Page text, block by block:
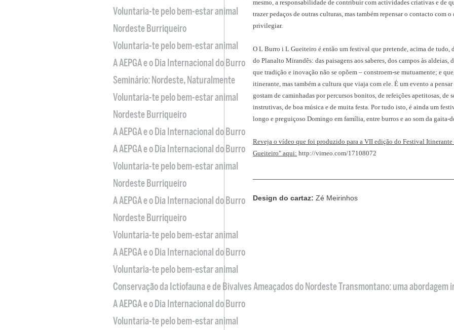
mesmo, a responsabilidade de contribuir com actividades criativas e de
trazer pedaços de outras culturas, mas também repensar o contacto com
privilegiar.
O L Burro i L Gueiteiro é então um festival que pretende, acima de tudo,
do Planalto Mirandês: das paisagens aos saberes, dos campos às aldeias,
que tradição e inovação não se opõem – constroem-se mutuamente; e
itinerante, mas também a cultura que viaja com ele. É um evento a
gostam de caminhadas por percursos bonitos, de refeições apetitosas, de
instrutivas, de boa música e de muita festa. Por tudo isto, é ainda um
longo e preguiçoso Domingo em família, entre burros e ao som da gaita-
Reveja o vídeo que foi produzido para a VII edição do Festival
Gueiteiro" aqui: http://vimeo.com/17108072
Design do cartaz: Zé Meirinhos
Voluntaria-te pelo bem-estar animal
Nordeste Burriqueiro
Voluntaria-te pelo bem-estar animal
A AEPGA e o Dia Internacional do Burro
Seminário: Nordeste, Naturalmente
Voluntaria-te pelo bem-estar animal
Nordeste Burriqueiro
A AEPGA e o Dia Internacional do Burro
A AEPGA e o Dia Internacional do Burro
Voluntaria-te pelo bem-estar animal
Nordeste Burriqueiro
A AEPGA e o Dia Internacional do Burro
Nordeste Burriqueiro
Voluntaria-te pelo bem-estar animal
A AEPGA e o Dia Internacional do Burro
Voluntaria-te pelo bem-estar animal
Conservação da Ictiofauna e de Bivalves Ameaçados do Nordeste Transmontano: uma abordagem
A AEPGA e o Dia Internacional do Burro
Voluntaria-te pelo bem-estar animal